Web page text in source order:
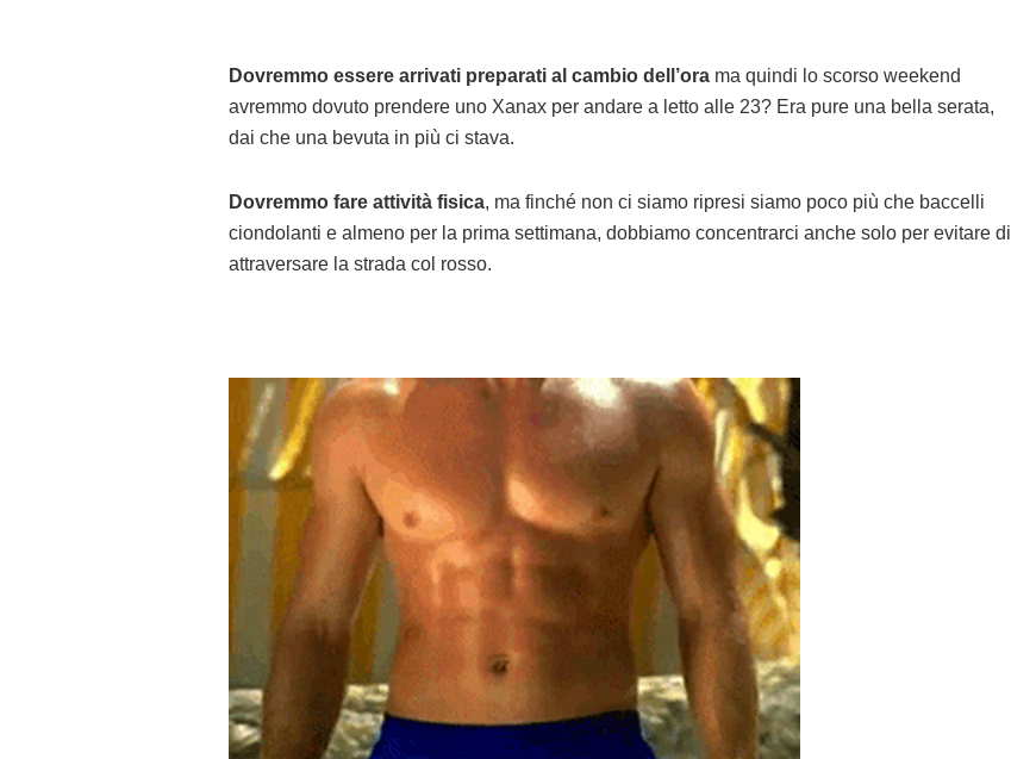
Dovremmo essere arrivati preparati al cambio dell’ora ma quindi lo scorso weekend
avremmo dovuto prendere uno Xanax per andare a letto alle 23? Era pure una bella serata,
dai che una bevuta in più ci stava.
Dovremmo fare attività fisica, ma finché non ci siamo ripresi siamo poco più che baccelli
ciondolanti e almeno per la prima settimana, dobbiamo concentrarci anche solo per evitare di
attraversare la strada col rosso.